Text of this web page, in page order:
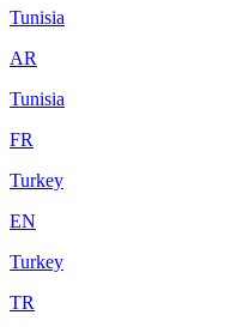
Tunisia
AR
Tunisia
FR
Turkey
EN
Turkey
TR